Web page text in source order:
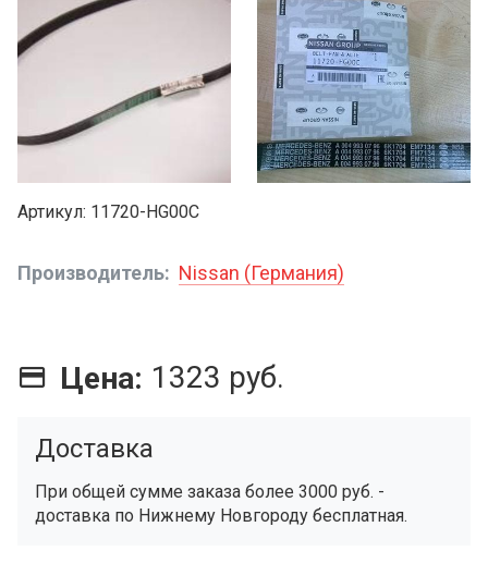
Артикул 11720-HG00C
Производитель Nissan (Германия)
Цена: 1323 руб.
Доставка
При общей сумме заказа более 3000 руб. -
доставка по Нижнему Новгороду бесплатная.